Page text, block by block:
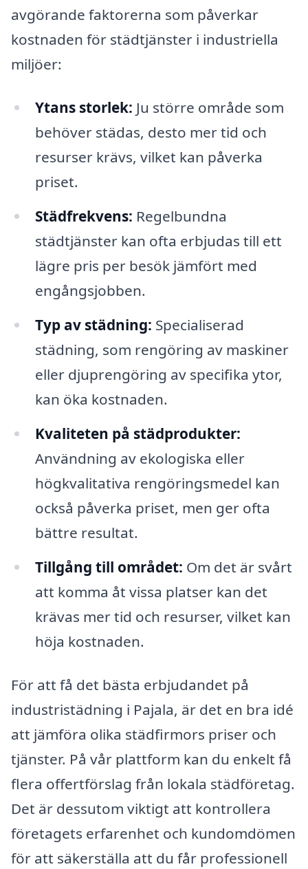
avgörande faktorerna som påverkar
kostnaden för städtjänster i industriella
miljöer:
Ytans storlek: Ju större område som
behöver städas, desto mer tid och
resurser krävs, vilket kan påverka
priset.
Städfrekvens: Regelbundna
städtjänster kan ofta erbjudas till ett
lägre pris per besök jämfört med
engångsjobben.
Typ av städning: Specialiserad
städning, som rengöring av maskiner
eller djuprengöring av specifika ytor,
kan öka kostnaden.
Kvaliteten på städprodukter:
Användning av ekologiska eller
högkvalitativa rengöringsmedel kan
också påverka priset, men ger ofta
bättre resultat.
Tillgång till området: Om det är svårt
att komma åt vissa platser kan det
krävas mer tid och resurser, vilket kan
höja kostnaden.
För att få det bästa erbjudandet på
industristädning i Pajala, är det en bra idé
att jämföra olika städfirmors priser och
tjänster. På vår plattform kan du enkelt få
flera offertförslag från lokala städföretag.
Det är dessutom viktigt att kontrollera
företagets erfarenhet och kundomdömen
för att säkerställa att du får professionell